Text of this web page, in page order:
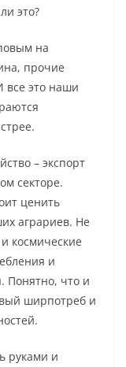
это?
на
прочие
все это наши
– экспорт
секторе.
ценить
аграриев. Не
космические
и
Понятно, что и
ширпотреб и
руками и